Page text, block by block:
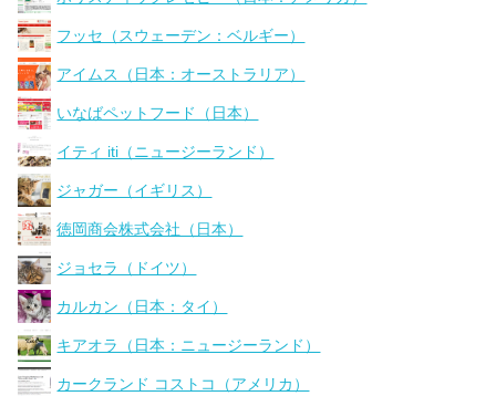
フッセ（スウェーデン：ベルギー）
アイムス（日本：オーストラリア）
いなばペットフード（日本）
イティ iti（ニュージーランド）
ジャガー（イギリス）
徳岡商会株式会社（日本）
ジョセラ（ドイツ）
カルカン（日本：タイ）
キアオラ（日本：ニュージーランド）
カークランド コストコ（アメリカ）